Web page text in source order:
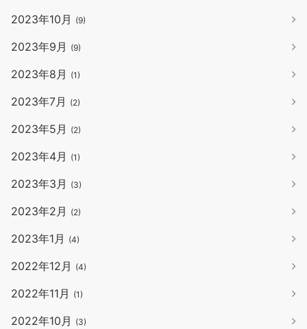
2023年10月 (9)
2023年9月 (9)
2023年8月 (1)
2023年7月 (2)
2023年5月 (2)
2023年4月 (1)
2023年3月 (3)
2023年2月 (2)
2023年1月 (4)
2022年12月 (4)
2022年11月 (1)
2022年10月 (3)